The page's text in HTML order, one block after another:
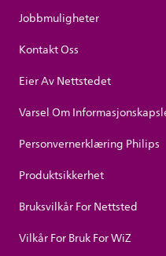
Jobbmuligheter
Kontakt Oss
Eier Av Nettstedet
Varsel Om
Personvernerklæring Philips
Produktsikkerhet
Bruksvilkår For Nettsted
Vilkår For Bruk For WiZ